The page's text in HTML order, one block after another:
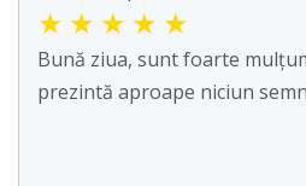
★ ★ ★ ★ ★
Bună ziua, sunt foarte
prezintă aproape niciun